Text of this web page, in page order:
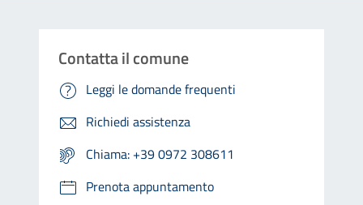
Contatta il comune
Leggi le domande frequenti
Richiedi assistenza
Chiama: +39 0972 308611
Prenota appuntamento